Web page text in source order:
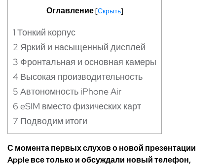
Оглавление[Скрыть]
1 Тонкий корпус
2 Яркий и насыщенный дисплей
3 Фронтальная и основная камеры
4 Высокая производительность
5 Автономность iPhone Air
6 eSIM вместо физических карт
7 Подводим итоги
С момента первых слухов о новой презентации
Apple все только и обсуждали новый телефон,